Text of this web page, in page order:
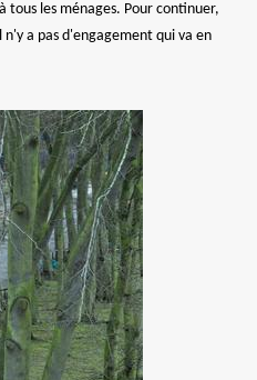
tous les ménages. Pour continuer,
a pas d'engagement qui va en